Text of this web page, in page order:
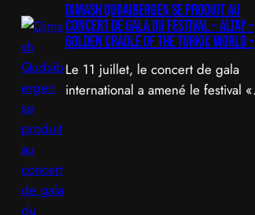
officielle.
Dimash Qudaibergen se produit au
concert de gala du Festival « Altay –
Golden Cradle of the Turkic World »
Le 11 juillet, le concert de gala
international a amené le festival «